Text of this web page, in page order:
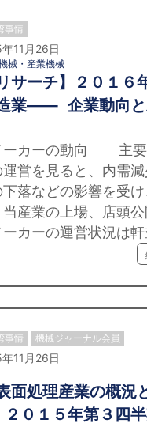
事情
11月26日
械・産業機械
サーチ】２０１６
業—— 企業動向と
ーカーの動向 主要
営を見ると、内需
落などの影響を受
産業の上場、店頭
カーの運営状況は
事情 機械ジャーナル会員
11月26日
面処理産業の概況
０１５年第３四